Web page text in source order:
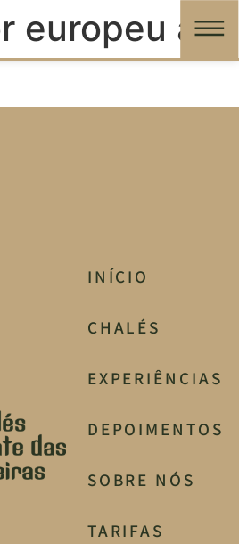
europeu à
INÍCIO
CHALÉS
EXPERIÊNCIAS
DEPOIMENTOS
SOBRE NÓS
TARIFAS